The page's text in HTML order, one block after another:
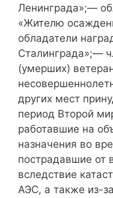
Ленинграда»;—
«Жителю
обладатели
Сталинграда»;—
(умерших)
других мест
период Второй
работавшие на
назначения во
пострадавшие от
вследствие
АЭС, а также из-